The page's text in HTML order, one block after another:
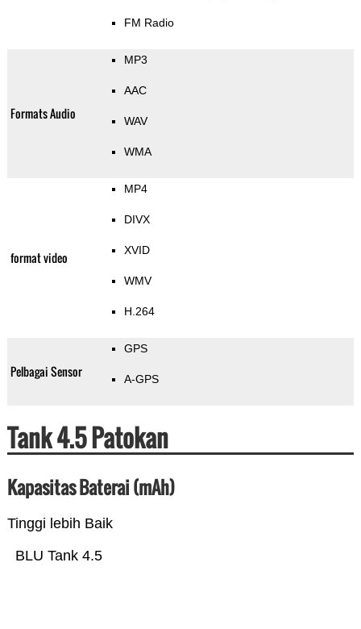
FM Radio
Formats Audio
MP3
AAC
WAV
WMA
format video
MP4
DIVX
XVID
WMV
H.264
Pelbagai Sensor
GPS
A-GPS
Tank 4.5 Patokan
Kapasitas Baterai (mAh)
Tinggi lebih Baik
BLU Tank 4.5